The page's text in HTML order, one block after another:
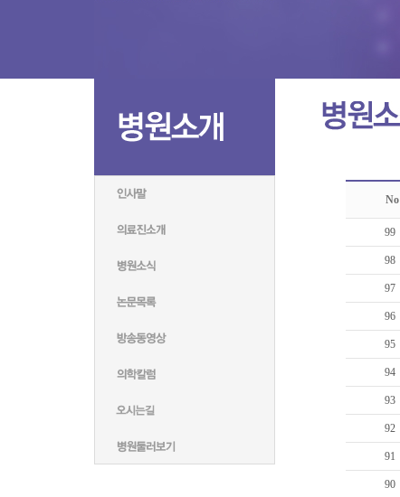
No
99
98
97
96
95
94
93
92
91
90